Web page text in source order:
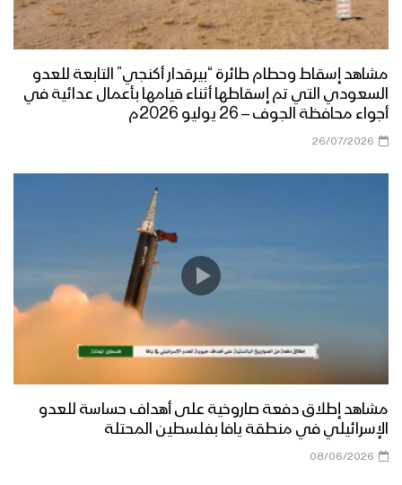
مشاهد إسقاط وحطام طائرة “بيرقدار أكنجي” التابعة للعدو
السعودي التي تم إسقاطها أثناء قيامها بأعمال عدائية في
أجواء محافظة الجوف – 26 يوليو 2026م
26/07/2026
مشاهد إطلاق دفعة صاروخية على أهداف حساسة للعدو
الإسرائيلي في منطقة يافا بفلسطين المحتلة
08/06/2026